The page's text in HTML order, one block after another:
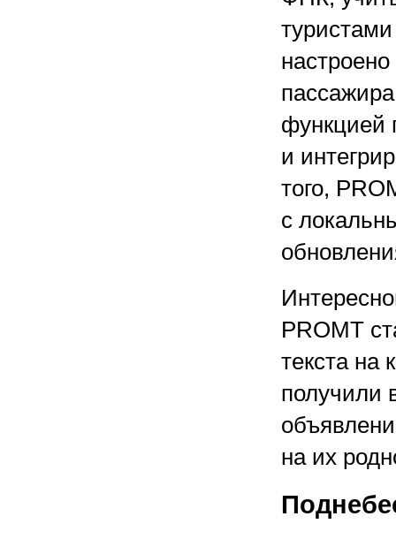
функцией
и
того,
с
PROMT
текста на
получили
на их